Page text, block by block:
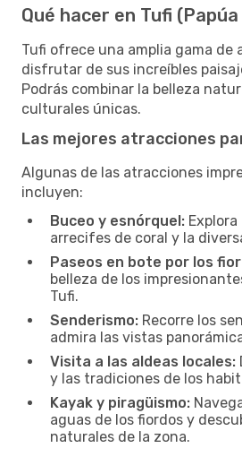
Qué hacer en Tufi
Tufi ofrece una amplia gama de
disfrutar de sus increíbles
Podrás combinar la belleza
culturales únicas.
Las mejores atracciones
Algunas de las atracciones
incluyen:
Buceo y esnórquel:
arrecifes de coral y la
Paseos en bote por los
belleza de los
Tufi.
Senderismo: Recorre los
admira las vistas
Visita a las aldeas locales:
y las tradiciones de los
Kayak y piragüismo:
aguas de los fiordos y
naturales de la zona.